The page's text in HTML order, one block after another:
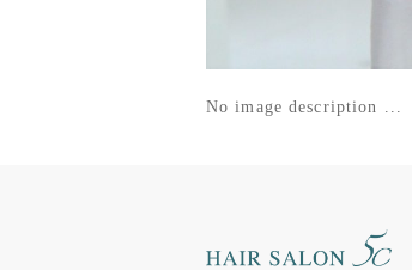
No image description ...